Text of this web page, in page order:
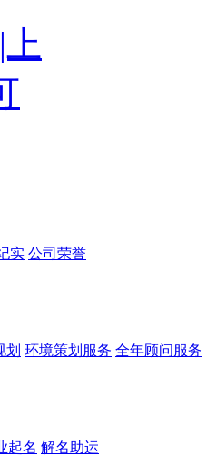
实 公司荣誉
划 环境策划服务 全年顾问服务
起名 解名助运